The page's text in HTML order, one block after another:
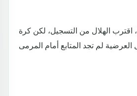
في الدقيقة 35، اقترب الهلال من التسجيل، لكن كرة